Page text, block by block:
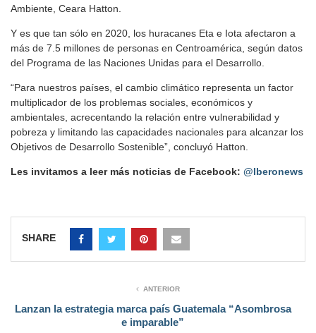
Ambiente, Ceara Hatton.
Y es que tan sólo en 2020, los huracanes Eta e Iota afectaron a
más de 7.5 millones de personas en Centroamérica, según datos
del Programa de las Naciones Unidas para el Desarrollo.
“Para nuestros países, el cambio climático representa un factor
multiplicador de los problemas sociales, económicos y
ambientales, acrecentando la relación entre vulnerabilidad y
pobreza y limitando las capacidades nacionales para alcanzar los
Objetivos de Desarrollo Sostenible”, concluyó Hatton.
Les invitamos a leer más noticias de Facebook: @Iberonews
SHARE
ANTERIOR
Lanzan la estrategia marca país Guatemala “Asombrosa
e imparable”